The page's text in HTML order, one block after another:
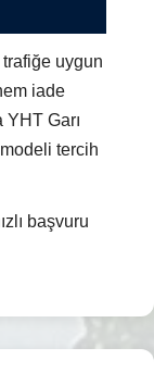
uygun
iade
Garı
tercih
başvuru